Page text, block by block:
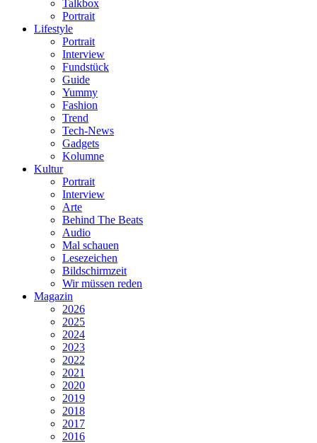
Talkbox
Portrait
Lifestyle
Portrait
Interview
Fundstück
Guide
Yummy
Fashion
Trend
Tech-News
Gadgets
Kolumne
Kultur
Portrait
Interview
Arte
Behind The Beats
Audio
Mal schauen
Lesezeichen
Bildschirmzeit
Wir müssen reden
Magazin
2026
2025
2024
2023
2022
2021
2020
2019
2018
2017
2016